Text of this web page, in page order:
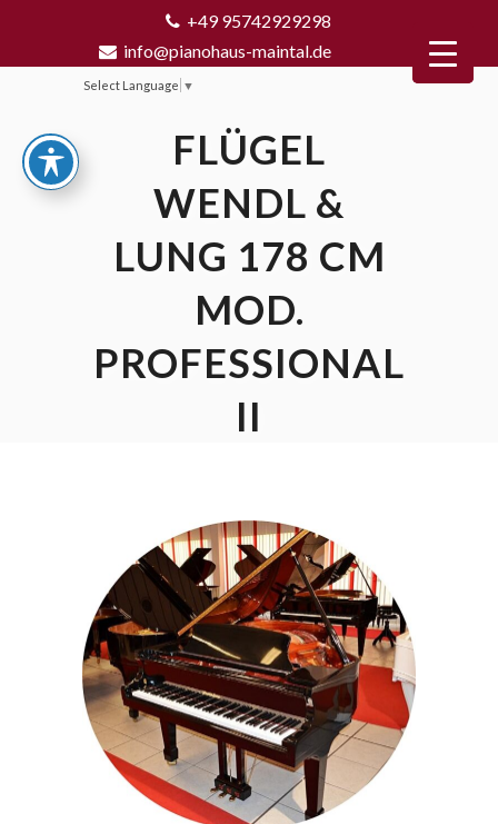
+49 95742929298
info@pianohaus-maintal.de
Select Language ▼
FLÜGEL
WENDL &
LUNG 178 CM
MOD.
PROFESSIONAL
II